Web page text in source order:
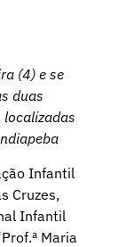
(4) e se
duas
Infantil
Cruzes,
Infantil
Maria